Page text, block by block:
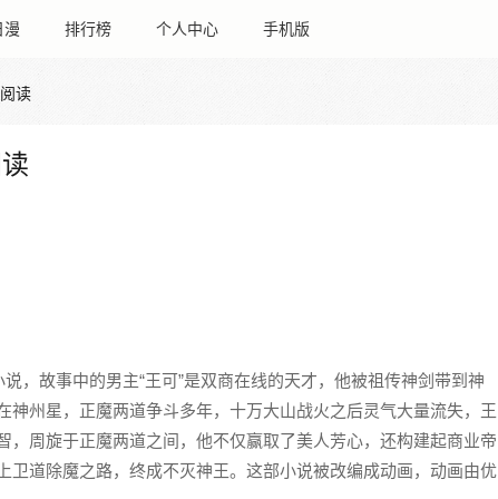
漫 排行榜 个人中心 手机版
读
，故事中的男主“王可”是双商在线的天才，他被祖传神剑带到神
神州星，正魔两道争斗多年，十万大山战火之后灵气大量流失，王
，周旋于正魔两道之间，他不仅赢取了美人芳心，还构建起商业帝
卫道除魔之路，终成不灭神王。这部小说被改编成动画，动画由优